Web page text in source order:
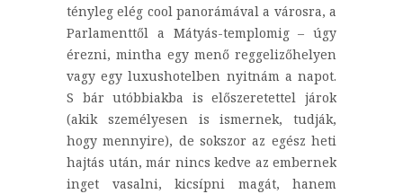
tényleg elég cool panorámával a városra, a
Parlamenttől a Mátyás-templomig – úgy
érezni, mintha egy menő reggelizőhelyen
vagy egy luxushotelben nyitnám a napot.
S bár utóbbiakba is előszeretettel járok
(akik személyesen is ismernek, tudják,
hogy mennyire), de sokszor az egész heti
hajtás után, már nincs kedve az embernek
inget vasalni, kicsípni magát, hanem